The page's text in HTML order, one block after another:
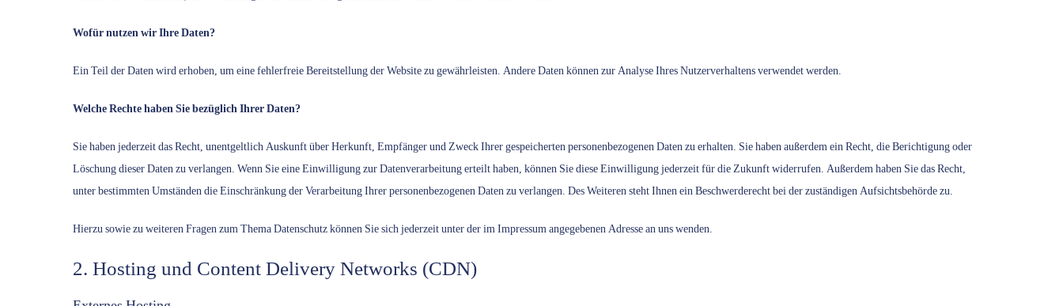
Wofür nutzen wir Ihre Daten?
Ein Teil der Daten wird erhoben, um eine fehlerfreie Bereitstellung der Website zu gewährleisten. Andere Daten können zur Analyse Ihres Nutzerverhaltens verwendet werden.
Welche Rechte haben Sie bezüglich Ihrer Daten?
Sie haben jederzeit das Recht, unentgeltlich Auskunft über Herkunft, Empfänger und Zweck Ihrer gespeicherten personenbezogenen Daten zu erhalten. Sie haben außerdem ein Recht, die Berichtigung oder
Löschung dieser Daten zu verlangen. Wenn Sie eine Einwilligung zur Datenverarbeitung erteilt haben, können Sie diese Einwilligung jederzeit für die Zukunft widerrufen. Außerdem haben Sie das Recht,
unter bestimmten Umständen die Einschränkung der Verarbeitung Ihrer personenbezogenen Daten zu verlangen. Des Weiteren steht Ihnen ein Beschwerderecht bei der zuständigen Aufsichtsbehörde zu.
Hierzu sowie zu weiteren Fragen zum Thema Datenschutz können Sie sich jederzeit unter der im Impressum angegebenen Adresse an uns wenden.
2. Hosting und Content Delivery Networks (CDN)